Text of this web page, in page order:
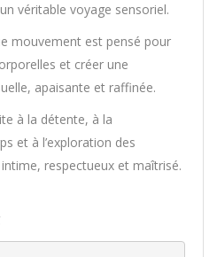
véritable voyage sensoriel.
mouvement est pensé pour
et créer une
apaisante et raffinée.
à la détente, à la
et à l’exploration des
respectueux et maîtrisé.